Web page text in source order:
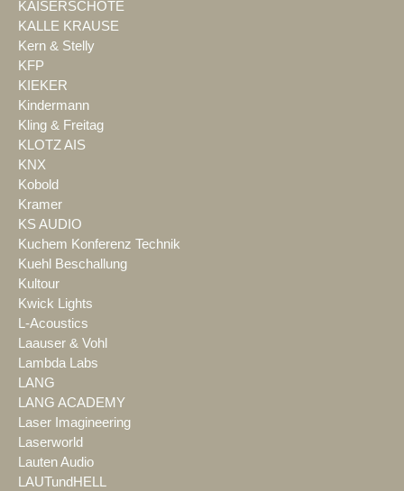
KAISERSCHOTE
KALLE KRAUSE
Kern & Stelly
KFP
KIEKER
Kindermann
Kling & Freitag
KLOTZ AIS
KNX
Kobold
Kramer
KS AUDIO
Kuchem Konferenz Technik
Kuehl Beschallung
Kultour
Kwick Lights
L-Acoustics
Laauser & Vohl
Lambda Labs
LANG
LANG ACADEMY
Laser Imagineering
Laserworld
Lauten Audio
LAUTundHELL